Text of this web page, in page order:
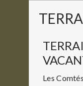
Les